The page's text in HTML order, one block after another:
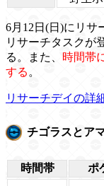
6月12日(日)にリサ
リサーチタスクが
る。また、 時間帯
する 。
リサーチデイの詳
チゴラスとア
時間帯 ポ